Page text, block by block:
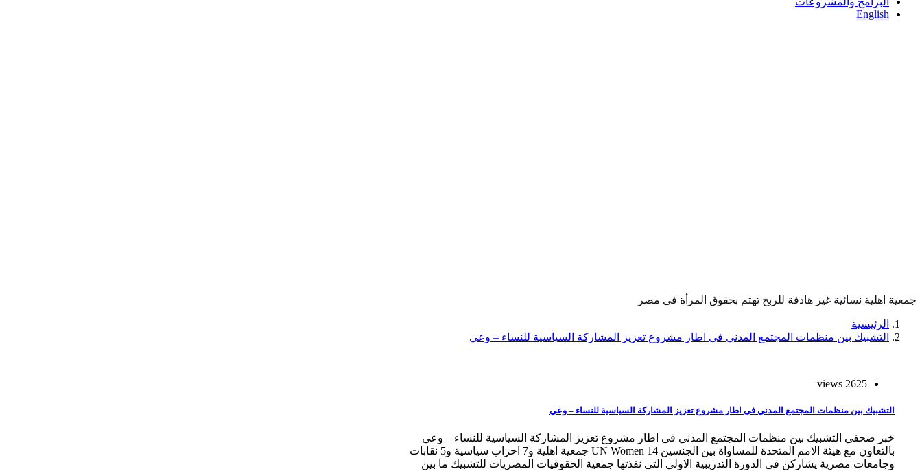
English
جمعية اهلية نسائية غير هادفة للربح تهتم بحقوق المرأة فى مصر
الرئيسية
التشبيك بين منظمات المجتمع المدني فى اطار مشروع تعزيز المشاركة السياسية للنساء – وعي
2625 views
التشبيك بين منظمات المجتمع المدني فى اطار مشروع تعزيز المشاركة السياسية للنساء – وعي
خبر صحفي التشبيك بين منظمات المجتمع المدني فى اطار مشروع تعزيز المشاركة السياسية للنساء – وعي
بالتعاون مع هيئة الامم المتحدة للمساواة بين الجنسين UN Women 14 جمعية اهلية و7 احزاب سياسية و5 نقابات
وجامعات مصرية يشاركن فى الدورة التدريبية الاولي التى نفذتها جمعية الحقوقيات المصريات للتشبيك ما بين